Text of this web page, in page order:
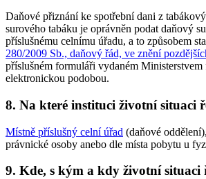
Daňové přiznání ke spotřební dani z
surového tabáku je oprávněn podat daňový
příslušnému celnímu úřadu, a to způsobem
280/2009 Sb., daňový řád, ve znění
příslušném formuláři vydaném Ministerstvem
elektronickou podobou.
8. Na které instituci životní situaci
Místně příslušný celní úřad (daňové
právnické osoby anebo dle místa pobytu u
9. Kde, s kým a kdy životní situaci